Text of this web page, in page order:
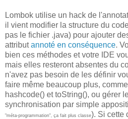
Lombok utilise un hack de
il vient modifier la structure du
pas le fichier .java) pour ajouter
attributannoté en conséquence.
bien ces méthodes et votre IDE
mais elles resteront absentes du
n'avez pas besoin de les définir
faire même beaucoup plus,
hashcode() et toString(), ou gérer
synchronisation par simple
"méta-programmation", ça fait plus classe). Si cette